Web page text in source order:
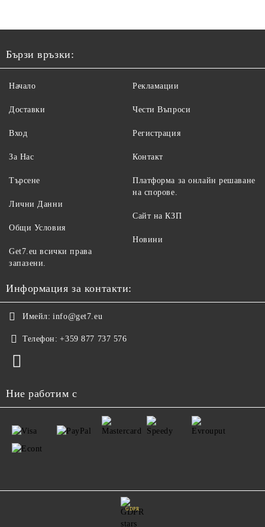
Бързи връзки:
Начало
Доставки
Вход
За Нас
Рекламации
Чести Въпроси
Регистрация
Контакт
Търсене
Лични Данни
Общи Условия
Get7.eu всички права
запазени.
Платформа за онлайн решаване
на спорове.
Сайт на КЗП
Новини
Информация за контакти:
Имейл: info@get7.eu
Телефон: +359 877 737 576
Ние работим с
GDPR